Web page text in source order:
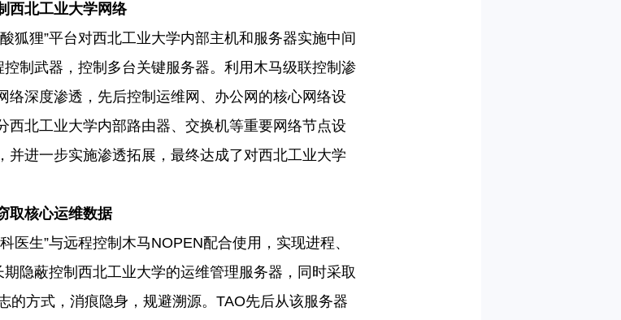
西北工业大学网络
狐狸”平台对西北工业大学内部主机和服务器实施中间
控制武器，控制多台关键服务器。利用木马级联控制渗
络深度渗透，先后控制运维网、办公网的核心网络设
西北工业大学内部路由器、交换机等重要网络节点设
并进一步实施渗透拓展，最终达成了对西北工业大学
取核心运维数据
医生”与远程控制木马NOPEN配合使用，实现进程、
期隐蔽控制西北工业大学的运维管理服务器，同时采取
的方式，消痕隐身，规避溯源。 TAO先后从该服务器